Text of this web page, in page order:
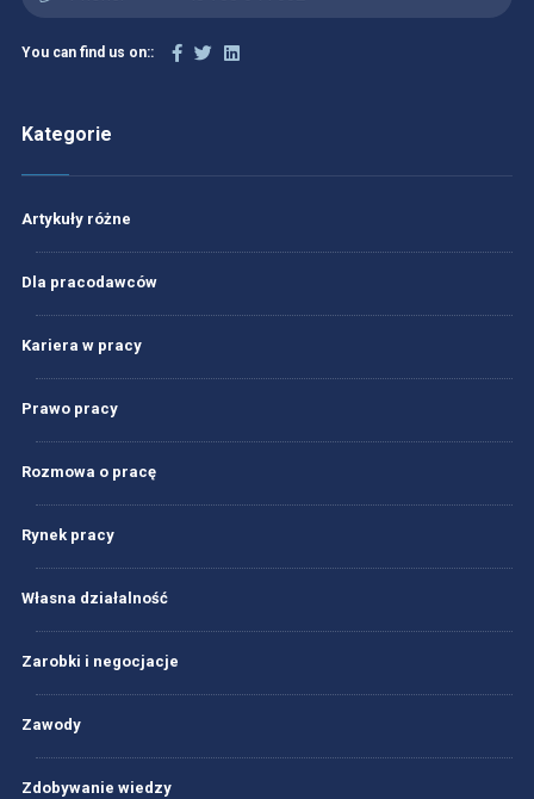
You can find us on::
Kategorie
Artykuły różne
Dla pracodawców
Kariera w pracy
Prawo pracy
Rozmowa o pracę
Rynek pracy
Własna działalność
Zarobki i negocjacje
Zawody
Zdobywanie wiedzy